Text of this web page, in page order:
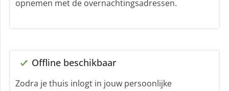
opnemen met de overnachtingsadressen.
Offline beschikbaar
Zodra je thuis inlogt in jouw persoonlijke